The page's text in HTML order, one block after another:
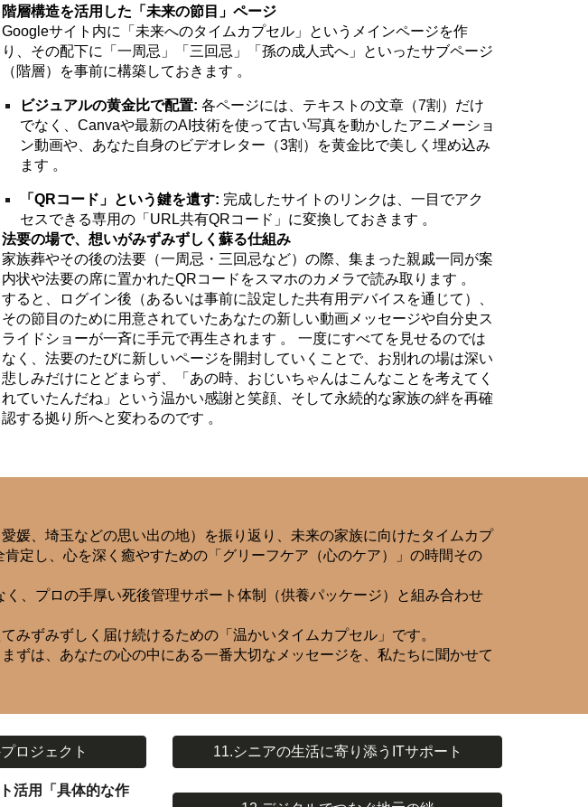
階層構造を活用した「未来の節目」ページ
Googleサイト内に「未来へのタイムカプセル」というメインページを作
り、その配下に「一周忌」「三回忌」「孫の成人式へ」といったサブページ
（階層）を事前に構築しておきます 。
ビジュアルの黄金比で配置: 各ページには、テキストの文章（7割）だけ
でなく、Canvaや最新のAI技術を使って古い写真を動かしたアニメーショ
ン動画や、あなた自身のビデオレター（3割）を黄金比で美しく埋め込み
ます 。
「QRコード」という鍵を遺す: 完成したサイトのリンクは、一目でアク
セスできる専用の「URL共有QRコード」に変換しておきます 。
法要の場で、想いがみずみずしく蘇る仕組み
家族葬やその後の法要（一周忌・三回忌など）の際、集まった親戚一同が案
内状や法要の席に置かれたQRコードをスマホのカメラで読み取ります 。
すると、ログイン後（あるいは事前に設定した共有用デバイスを通じて）、
その節目のために用意されていたあなたの新しい動画メッセージや自分史ス
ライドショーが一斉に手元で再生されます 。 一度にすべてを見せるのでは
なく、法要のたびに新しいページを開封していくことで、お別れの場は深い
悲しみだけにとどまらず、「あの時、おじいちゃんはこんなことを考えてく
れていたんだね」という温かい感謝と笑顔、そして永続的な家族の絆を再確
認する拠り所へと変わるのです 。
媛、埼玉などの思い出の地）を振り返り、未来の家族に向けたタイムカプ
定し、心を深く癒やすための「グリーフケア（心のケア）」の時間その
、プロの手厚い死後管理サポート体制（供養パッケージ）と組み合わせ
ずみずしく届け続けるための「温かいタイムカプセル」です。
ずは、あなたの心の中にある一番大切なメッセージを、私たちに聞かせて
ロジェクト
活用「具体的な作
11.シニアの生活に寄り添うITサポート